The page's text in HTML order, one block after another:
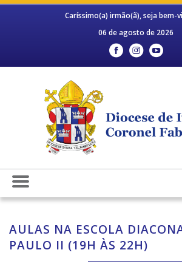
Caríssimo(a) irmão(ã), seja bem-
06 de agosto de 2026
AULAS NA ESCOLA
PAULO II (19H ÀS 22H)